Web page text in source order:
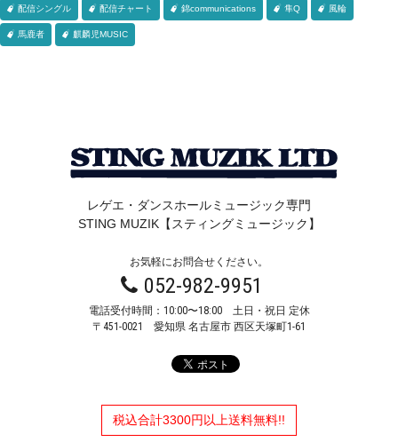
配信シングル 配信チャート 錦communications 隼Q 風輪
馬鹿者 麒麟児MUSIC
レゲエ・ダンスホールミュージック専門
STING MUZIK【スティングミュージック】
お気軽にお問合せください。
052-982-9951
電話受付時間：10:00〜18:00 土日・祝日 定休
〒451-0021 愛知県 名古屋市 西区天塚町1-61
税込合計3300円以上送料無料!!